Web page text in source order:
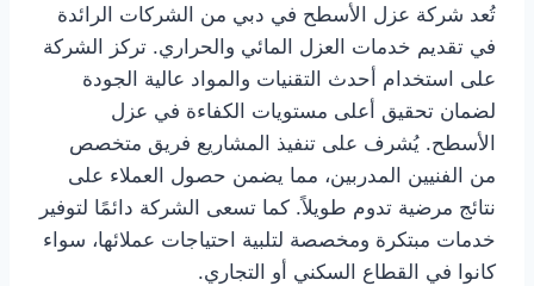
تُعد شركة عزل الأسطح في دبي من الشركات الرائدة
في تقديم خدمات العزل المائي والحراري. تركز الشركة
على استخدام أحدث التقنيات والمواد عالية الجودة
لضمان تحقيق أعلى مستويات الكفاءة في عزل
الأسطح. يُشرف على تنفيذ المشاريع فريق متخصص
من الفنيين المدربين، مما يضمن حصول العملاء على
نتائج مرضية تدوم طويلاً. كما تسعى الشركة دائمًا لتوفير
خدمات مبتكرة ومخصصة لتلبية احتياجات عملائها، سواء
كانوا في القطاع السكني أو التجاري.